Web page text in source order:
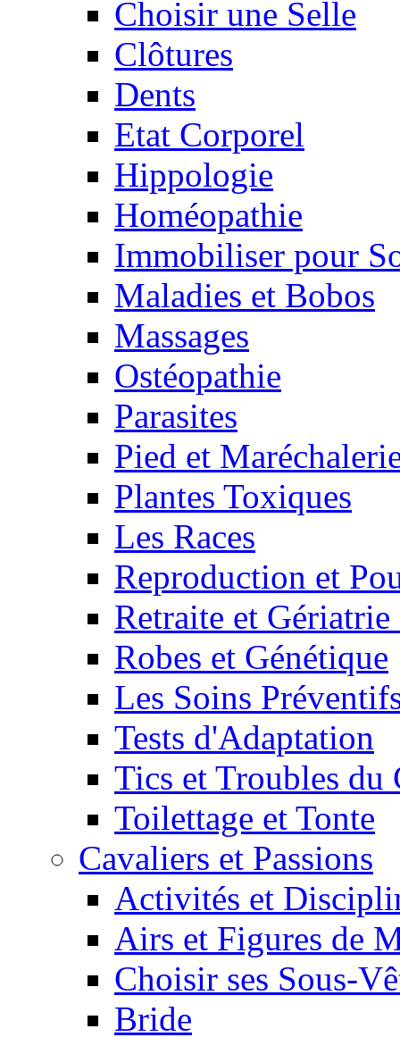
Choisir une Selle
Clôtures
Dents
Etat Corporel
Hippologie
Homéopathie
Immobiliser pour
Maladies et Bobos
Massages
Ostéopathie
Parasites
Pied et
Plantes Toxiques
Les Races
Reproduction et
Retraite et
Robes et Génétique
Les Soins
Tests d'Adaptation
Tics et Troubles du
Toilettage et Tonte
Cavaliers et Passions
Activités et
Airs et Figures de
Choisir ses Sous-
Bride